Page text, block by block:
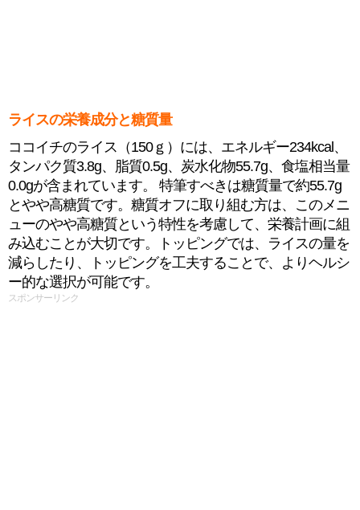
ライスの栄養成分と糖質量
ココイチのライス（150ｇ）には、エネルギー234kcal、
タンパク質3.8g、脂質0.5g、炭水化物55.7g、食塩相当量
0.0gが含まれています。 特筆すべきは糖質量で約55.7g
とやや高糖質です。糖質オフに取り組む方は、このメニ
ューのやや高糖質という特性を考慮して、栄養計画に組
み込むことが大切です。トッピングでは、ライスの量を
減らしたり、トッピングを工夫することで、よりヘルシ
ー的な選択が可能です。
スポンサーリンク